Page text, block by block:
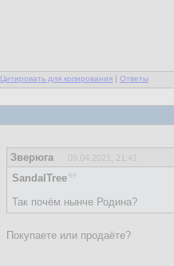
Цитировать для копирования | Ответы
Зверюга 09.04.2021, 21:41
SandalTree
Так почём нынче Родина?
Покупаете или продаёте?